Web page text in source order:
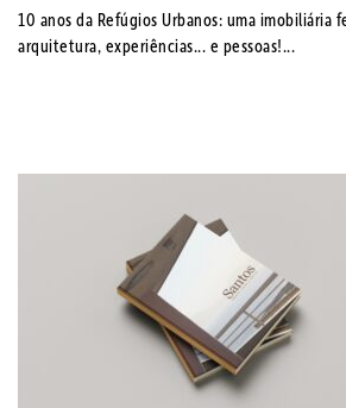
10 anos da Refúgios Urbanos: uma imobiliária
arquitetura, experiências... e pessoas!...